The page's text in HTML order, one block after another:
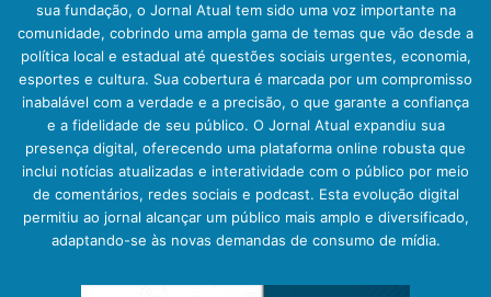
sua fundação, o Jornal Atual tem sido uma voz importante na
comunidade, cobrindo uma ampla gama de temas que vão desde a
política local e estadual até questões sociais urgentes, economia,
esportes e cultura. Sua cobertura é marcada por um compromisso
inabalável com a verdade e a precisão, o que garante a confiança
e a fidelidade de seu público. O Jornal Atual expandiu sua
presença digital, oferecendo uma plataforma online robusta que
inclui notícias atualizadas e interatividade com o público por meio
de comentários, redes sociais e podcast. Esta evolução digital
permitiu ao jornal alcançar um público mais amplo e diversificado,
adaptando-se às novas demandas de consumo de mídia.